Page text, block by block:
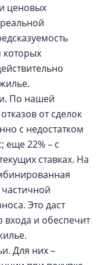
ценовых
которых
По нашей
от сделок
с недостатком
еще 22% – с
ставках. На
Это даст
входа и обеспечит
Для них –